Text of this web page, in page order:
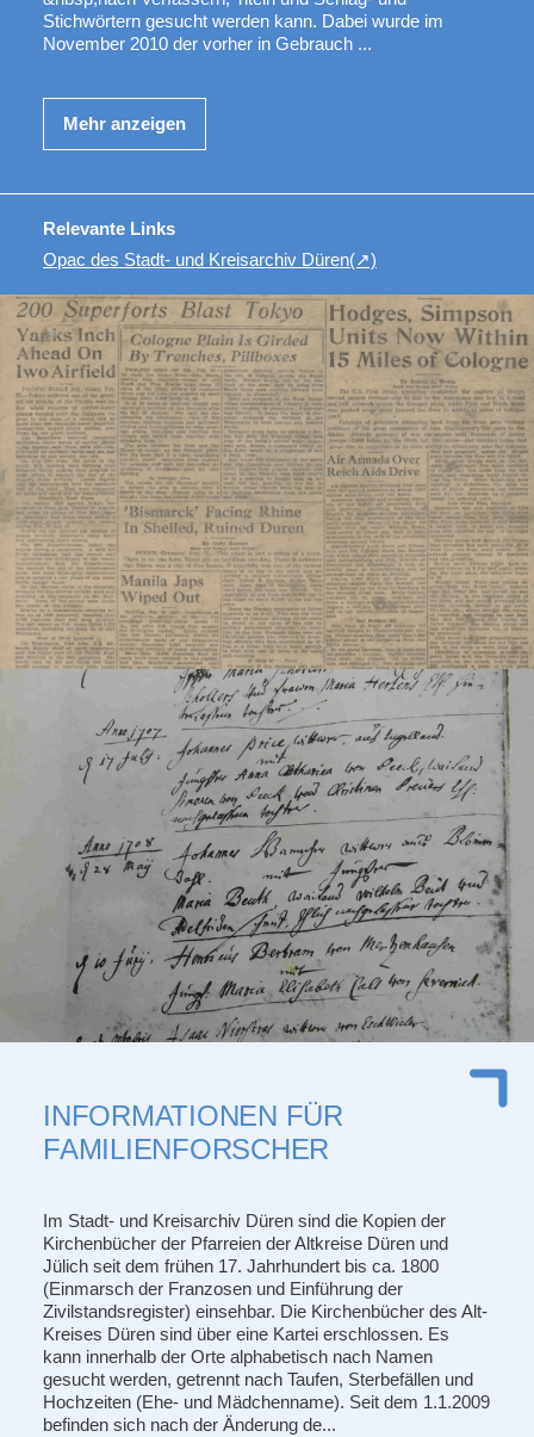
Stichwörtern gesucht werden kann. Dabei wurde im
November 2010 der vorher in Gebrauch ...
Mehr anzeigen
Relevante Links
Opac des Stadt- und Kreisarchiv Düren
INFORMATIONEN FÜR
FAMILIENFORSCHER
Im Stadt- und Kreisarchiv Düren sind die Kopien der
Kirchenbücher der Pfarreien der Altkreise Düren und
Jülich seit dem frühen 17. Jahrhundert bis ca. 1800
(Einmarsch der Franzosen und Einführung der
Zivilstandsregister) einsehbar. Die Kirchenbücher des Alt-
Kreises Düren sind über eine Kartei erschlossen. Es
kann innerhalb der Orte alphabetisch nach Namen
gesucht werden, getrennt nach Taufen, Sterbefällen und
Hochzeiten (Ehe- und Mädchenname). Seit dem 1.1.2009
befinden sich nach der Änderung de...